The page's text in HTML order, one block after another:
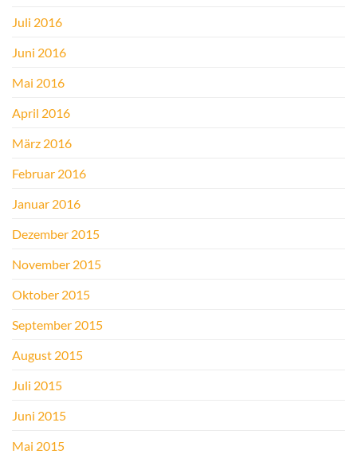
Juli 2016
Juni 2016
Mai 2016
April 2016
März 2016
Februar 2016
Januar 2016
Dezember 2015
November 2015
Oktober 2015
September 2015
August 2015
Juli 2015
Juni 2015
Mai 2015